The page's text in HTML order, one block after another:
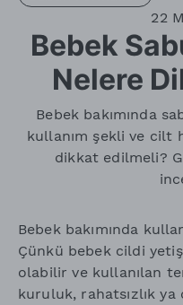
22
Bebek
Nelere
Bebek bakımında
kullanım şekli ve cilt
dikkat edilmeli?
Bebek bakımında
Çünkü bebek cildi
olabilir ve kullanılan
kuruluk, rahatsızlık ya